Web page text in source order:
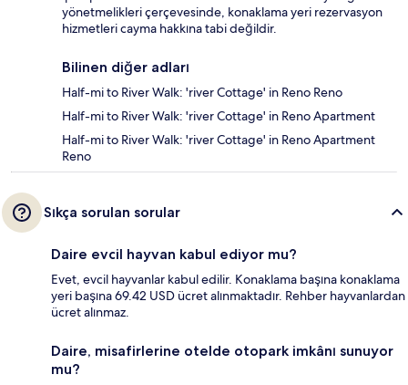
yönetmelikleri çerçevesinde, konaklama yeri rezervasyon
hizmetleri cayma hakkına tabi değildir.
Bilinen diğer adları
Half-mi to River Walk: 'river Cottage' in Reno Reno
Half-mi to River Walk: 'river Cottage' in Reno Apartment
Half-mi to River Walk: 'river Cottage' in Reno Apartment
Reno
Sıkça sorulan sorular
Daire evcil hayvan kabul ediyor mu?
Evet, evcil hayvanlar kabul edilir. Konaklama başına konaklama
yeri başına 69.42 USD ücret alınmaktadır. Rehber hayvanlardan
ücret alınmaz.
Daire, misafirlerine otelde otopark imkânı sunuyor
mu?